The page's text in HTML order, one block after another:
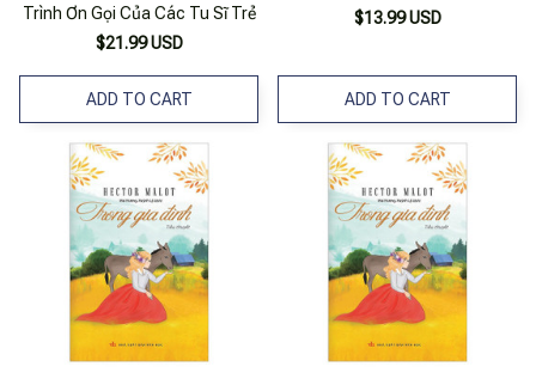
Trình Ơn Gọi Của Các Tu Sĩ Trẻ
$21.99 USD
ADD TO CART
$13.99 USD
ADD TO CART